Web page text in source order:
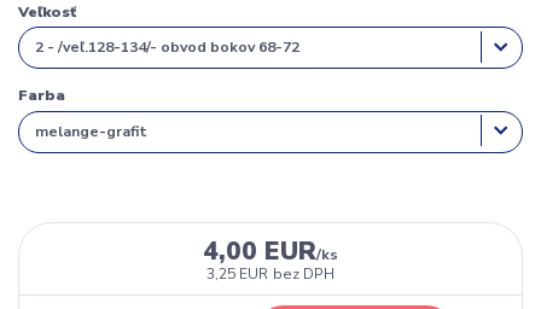
Veľkosť
Farba
4,00 EUR/ks
3,25 EUR bez DPH